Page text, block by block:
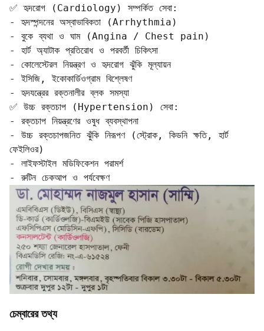
✅ হৃদরোগ (Cardiology) সম্পর্কিত সেবা:
- হৃদস্পন্দনের অস্বাভাবিকতা (Arrhythmia)
- বুকে ব্যথা ও ঘাম (Angina / Chest pain)
- হার্ট অ্যাটাক প্রতিরোধ ও পরবর্তী চিকিৎসা
- কোলেস্টেরল নিয়ন্ত্রণ ও হৃদরোগ ঝুঁকি মূল্যায়ন
- ইসিজি, ইকোকার্ডিওগ্রাম বিশ্লেষণ
- হৃদযন্ত্রের রক্তনালীর ব্লক সমস্যা
✅ উচ্চ রক্তচাপ (Hypertension) সেবা:
- রক্তচাপ নিয়ন্ত্রণের ওষুধ ব্যবস্থাপনা
- উচ্চ রক্তচাপজনিত ঝুঁকি নিরূপণ (স্ট্রোক, কিডনি ক্ষতি, হার্ট
ফেইলিওর)
- লাইফস্টাইল মডিফিকেশন পরামর্শ
- রুটিন চেকআপ ও পর্যবেক্ষণ
চেম্বারের তথ্য